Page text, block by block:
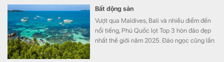
Bất động sản
Vượt qua Maldives, Bali và nhiều điểm đến
nổi tiếng, Phú Quốc lọt Top 3 hòn đảo đẹp
nhất thế giới năm 2025. Đảo ngọc cũng lần